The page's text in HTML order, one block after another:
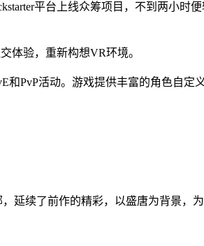
平台上线众筹项目，不到两小时便
体验，重新构想VR环境。
PvP活动。游戏提供丰富的角色自定
延续了前作的精彩，以盛唐为背景，